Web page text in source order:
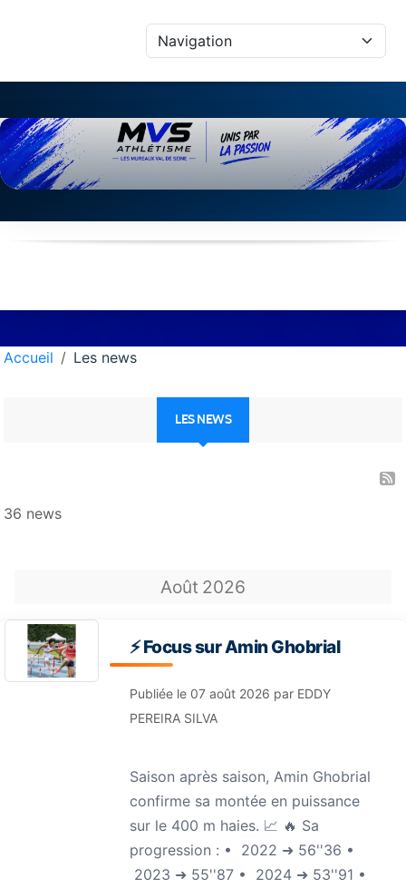
Accueil Les news
LES NEWS
36 news
Août 2026
⚡️ Focus sur Amin Ghobrial
Publiée le 07 août 2026 par EDDY
PEREIRA SILVA
Saison après saison, Amin Ghobrial
confirme sa montée en puissance
sur le 400 m haies. 📈 🔥 Sa
progression : •⁠ ⁠2022 ➜ 56''36 •⁠
⁠2023 ➜ 55''87 •⁠ ⁠2024 ➜ 53''91 •⁠